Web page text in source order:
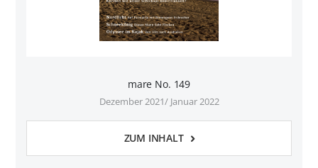
mare No. 149
Dezember 2021/ Januar 2022
ZUM INHALT